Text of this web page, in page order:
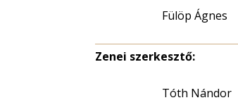
Fülöp Ágnes
Zenei szerkesztő:
Tóth Nándor